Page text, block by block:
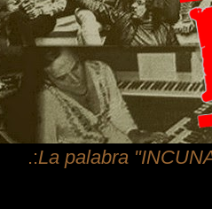
.:La palabra